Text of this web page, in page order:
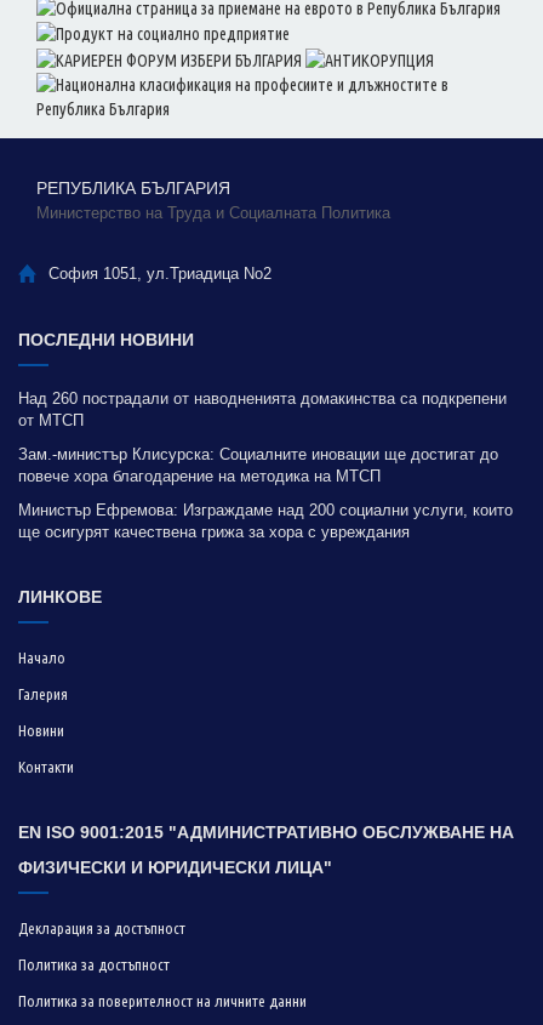
РЕПУБЛИКА БЪЛГАРИЯ
Министерство на Труда и Социалната Политика
София 1051, ул.Триадица No2
ПОСЛЕДНИ НОВИНИ
Над 260 пострадали от наводненията домакинства са подкрепени
от МТСП
Зам.-министър Клисурска: Социалните иновации ще достигат до
повече хора благодарение на методика на МТСП
Министър Ефремова: Изграждаме над 200 социални услуги, които
ще осигурят качествена грижа за хора с увреждания
ЛИНКОВЕ
Начало
Галерия
Новини
Контакти
EN ISO 9001:2015 "АДМИНИСТРАТИВНО ОБСЛУЖВАНЕ НА
ФИЗИЧЕСКИ И ЮРИДИЧЕСКИ ЛИЦА"
Декларация за достъпност
Политика за достъпност
Политика за поверителност на личните данни